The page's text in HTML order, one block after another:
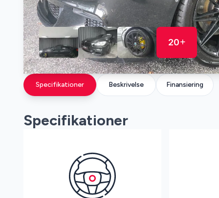
20
Specifikationer Beskrivelse Finansiering
Specifikationer